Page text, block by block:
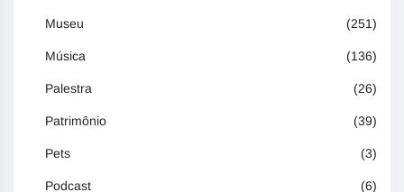
Museu (251)
Música (136)
Palestra (26)
Patrimônio (39)
Pets (3)
Podcast (6)